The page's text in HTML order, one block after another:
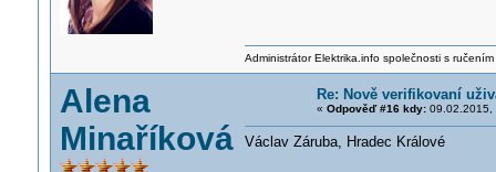
Administrátor Elektrika.info společnosti s
Alena
Minaříková
Re: Nově verifikovaní
« Odpověď #16 kdy:09.02.2015,
Václav Záruba, Hradec Králové